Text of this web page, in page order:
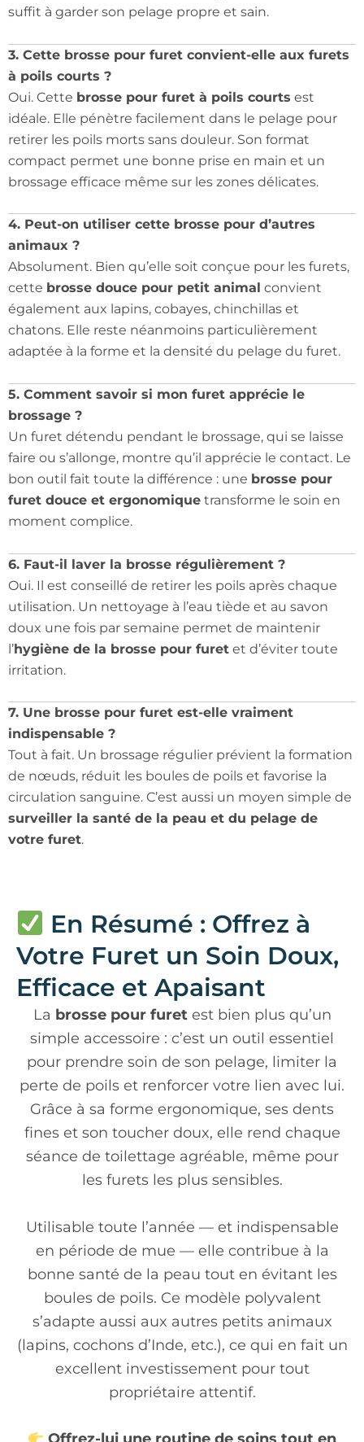
suffit à garder son pelage propre et sain.
3. Cette brosse pour furet convient-elle aux furets
à poils courts ?
Oui. Cette brosse pour furet à poils courts est
idéale. Elle pénètre facilement dans le pelage pour
retirer les poils morts sans douleur. Son format
compact permet une bonne prise en main et un
brossage efficace même sur les zones délicates.
4. Peut-on utiliser cette brosse pour d’autres
animaux ?
Absolument. Bien qu’elle soit conçue pour les furets,
cette brosse douce pour petit animal convient
également aux lapins, cobayes, chinchillas et
chatons. Elle reste néanmoins particulièrement
adaptée à la forme et la densité du pelage du furet.
5. Comment savoir si mon furet apprécie le
brossage ?
Un furet détendu pendant le brossage, qui se laisse
faire ou s’allonge, montre qu’il apprécie le contact. Le
bon outil fait toute la différence : une brosse pour
furet douce et ergonomique transforme le soin en
moment complice.
6. Faut-il laver la brosse régulièrement ?
Oui. Il est conseillé de retirer les poils après chaque
utilisation. Un nettoyage à l’eau tiède et au savon
doux une fois par semaine permet de maintenir
l’hygiène de la brosse pour furet et d’éviter toute
irritation.
7. Une brosse pour furet est-elle vraiment
indispensable ?
Tout à fait. Un brossage régulier prévient la formation
de nœuds, réduit les boules de poils et favorise la
circulation sanguine. C’est aussi un moyen simple de
surveiller la santé de la peau et du pelage de
votre furet.
En Résumé : Offrez à
Votre Furet un Soin Doux,
Efficace et Apaisant
La brosse pour furetest bien plus qu’un
simple accessoire : c’est un outil essentiel
pour prendre soin de son pelage, limiter la
perte de poils et renforcer votre lien avec lui.
Grâce à sa forme ergonomique, ses dents
fines et son toucher doux, elle rend chaque
séance de toilettage agréable, même pour
les furets les plus sensibles.
Utilisable toute l’année — et indispensable
en période de mue — elle contribue à la
bonne santé de la peau tout en évitant les
boules de poils. Ce modèle polyvalent
s’adapte aussi aux autres petits animaux
(lapins, cochons d’Inde, etc.), ce qui en fait un
excellent investissement pour tout
propriétaire attentif.